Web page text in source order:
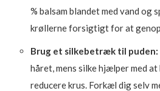
% balsam blandet med vand og
krøllerne forsigtigt for at
Brug et silkebetræk til puden:
håret, mens silke hjælper med
reducere krus. Forkæl dig selv